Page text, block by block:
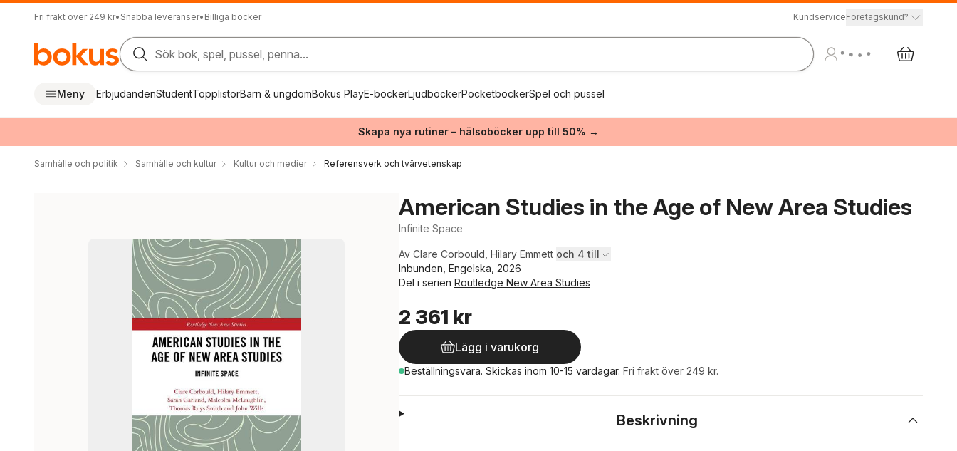
Fri frakt över 249 kr• Snabba leveranser• Billiga böcker KundserviceFöretagskund?
Sök bok, spel, pussel, penna...
Meny ErbjudandenStudentTopplistorBarn & ungdomBokus PlayE-böckerLjudböckerPocketböckerSpel och pussel
Skapa nya rutiner – hälsoböcker upp till 50% →
Samhälle och politik Samhälle och kultur Kultur och medier Referensverk och tvärvetenskap
American Studies in the Age of New Area Studies
Infinite Space
Av Clare Corbould Hilary Emmett och 4 till
Inbunden, Engelska, 2026
Del i serien Routledge New Area Studies
2 361 kr
Lägg i varukorg
Beställningsvara. Skickas inom 10-15 vardagar. Fri frakt över 249 kr.
Beskrivning